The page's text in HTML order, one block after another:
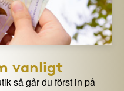
vanligt
så går du först in på